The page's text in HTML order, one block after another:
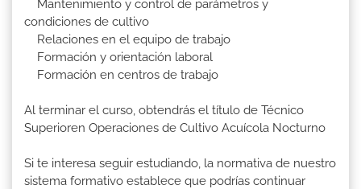
Mantenimiento y control de parámetros y
condiciones de cultivo
Relaciones en el equipo de trabajo
Formación y orientación laboral
Formación en centros de trabajo
Al terminar el curso, obtendrás el título de Técnico
Superioren Operaciones de Cultivo Acuícola Nocturno
Si te interesa seguir estudiando, la normativa de nuestro
sistema formativo establece que podrías continuar